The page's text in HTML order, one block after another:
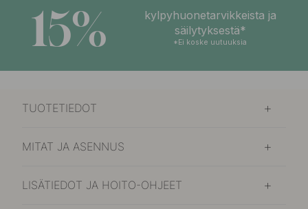
15%
kylpyhuonetarvikkeista ja
säilytyksestä*
*Ei koske uutuuksia
TUOTETIEDOT
MITAT JA ASENNUS
LISÄTIEDOT JA HOITO-OHJEET